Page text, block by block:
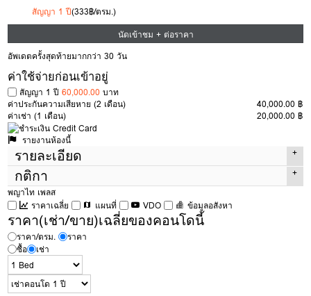
สัญญา 1 ปี(333฿/ตรม.)
นัดเข้าชม + ต่อราคา
อัพเดตครั้งสุดท้ายมากกว่า 30 วัน
ค่าใช้จ่ายก่อนเข้าอยู่
สัญญา 1 ปี60,000.00 บาท
ค่าประกันความเสียหาย(2 เดือน)
40,000.00 ฿
ค่าเช่า(1 เดือน)
20,000.00 ฿
รายงานห้องนี้
รายละเอียด
ประเภทห้อง
1 Bed
พื้นที่
ตึก
ชั้น
ห้องนอน
ห้องน้ำ
ประเภทห้อง
กติกา
กติกาในการเข้าชมห้องเพื่อเช่าของ Condothai
มีค่าเปิดห้อง 300 บาทหากถูกใจและทำสัญญาค่าเปิดห้องนี้จะนำไปหักจากค่า
ใช้จ่ายได้เต็มจำนวน แต่หากไม่ถูกใจ 300 บาทนี้จะเป็นค่าดำเนินการในการ
เปิดห้องครับ
หากภาพใน
https://www.condothai.co.th
Condothai ยินดีคืนเงินเต็มจำนวน
พญาไท เพลส
ราคาเฉลี่ย
แผนที่ VDO ข้อมูลอสังหา
ราคา(เช่า/ขาย)เฉลี่ยของคอนโดนี้
ราคา/ตรม.
ราคา
ซื้อ
เช่า